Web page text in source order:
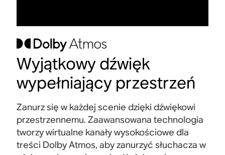
Wyjątkowy dźwięk
wypełniający przestrzeń
Zanurz się w każdej scenie dzięki dźwiękowi
przestrzennemu. Zaawansowana technologia
tworzy wirtualne kanały wysokościowe dla
treści Dolby Atmos, aby zanurzyć słuchacza w